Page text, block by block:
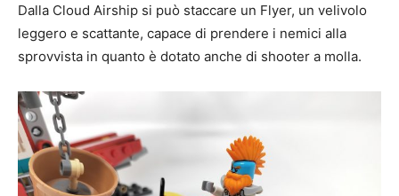
Dalla Cloud Airship si può staccare un Flyer, un velivolo
leggero e scattante, capace di prendere i nemici alla
sprovvista in quanto è dotato anche di shooter a molla.